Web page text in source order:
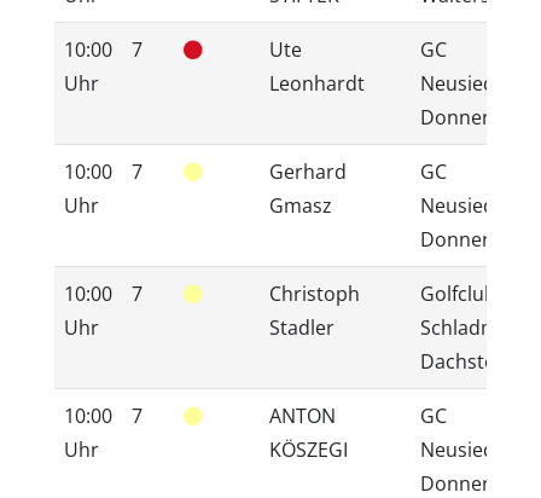
10:00
Uhr
7
Ute
Leonhardt
GC
10:00
Uhr
7
Gerhard
Gmasz
GC
10:00
Uhr
7
Christoph
Stadler
Golfclub
Schladming
Dachstein
10:00
Uhr
7
ANTON
KÖSZEGI
GC